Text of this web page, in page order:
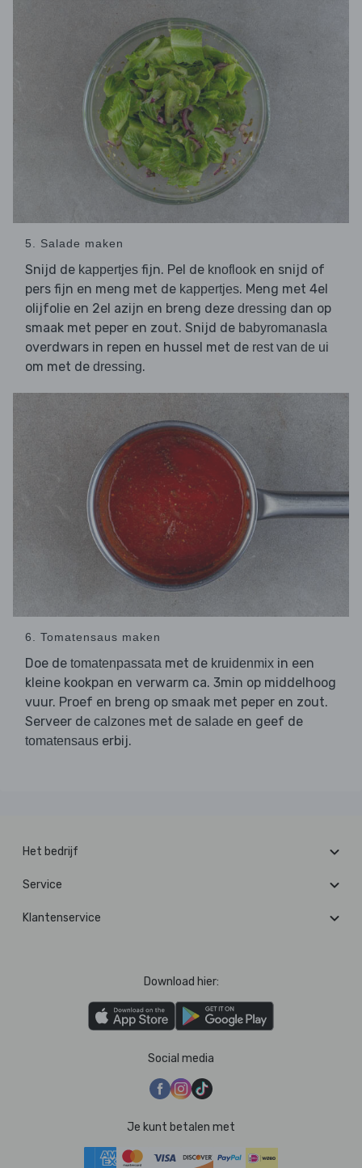
5. Salade maken
Snijd de kappertjes fijn. Pel de knoflook en snijd of
pers fijn en meng met de kappertjes. Meng met 4el
olijfolie en 2el azijn en breng deze dressing dan op
smaak met peper en zout. Snijd de babyromanasla
overdwars in repen en hussel met de rest van de ui
om met de dressing.
6. Tomatensaus maken
Doe de tomatenpassata met de kruidenmix in een
kleine kookpan en verwarm ca. 3min op middelhoog
vuur. Proef en breng op smaak met peper en zout.
Serveer de calzones met de salade en geef de
tomatensaus erbij.
Het bedrijf
Service
Klantenservice
Download hier:
Social media
Je kunt betalen met